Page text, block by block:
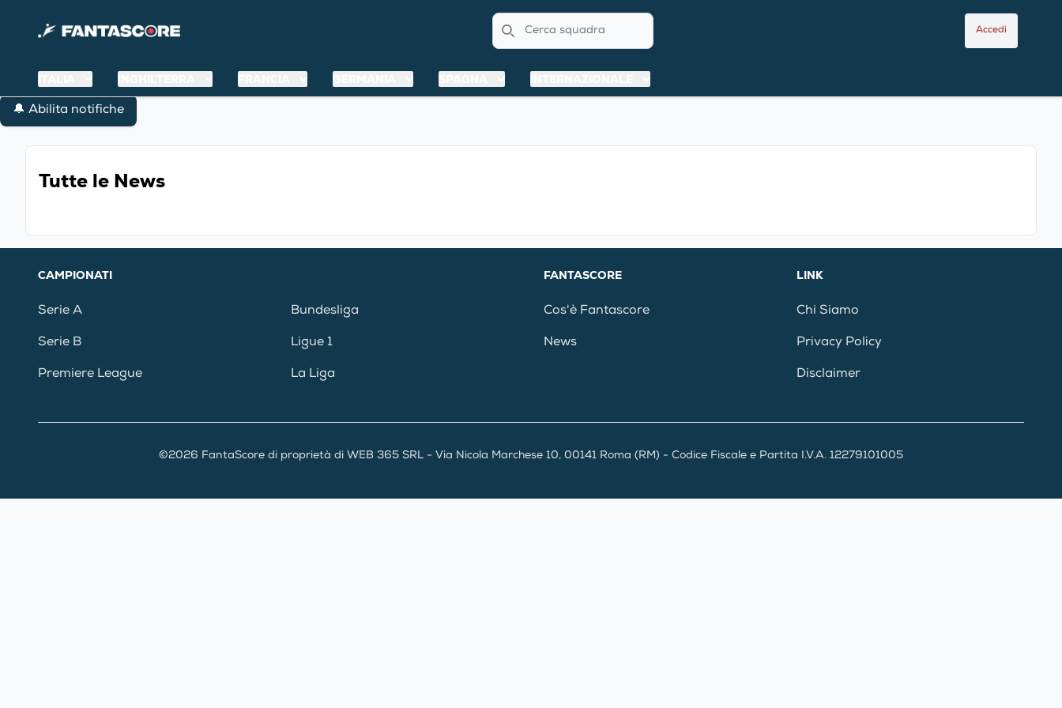
Search
Accedi
🔔 Abilita notifiche
Tutte le News
CAMPIONATI
Serie A
Serie B
Premiere League
Bundesliga
Ligue 1
La Liga
FANTASCORE
Cos'è Fantascore
News
LINK
Chi Siamo
Privacy Policy
Disclaimer
©2026 FantaScore di proprietà di WEB 365 SRL - Via Nicola Marchese 10, 00141 Roma (RM) - Codice Fiscale e Partita I.V.A. 12279101005